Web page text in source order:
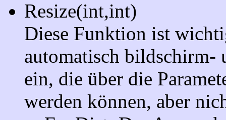
Resize(int,int)
Diese Funktion ist
automatisch bildschirm-
ein, die über die
werden können, aber